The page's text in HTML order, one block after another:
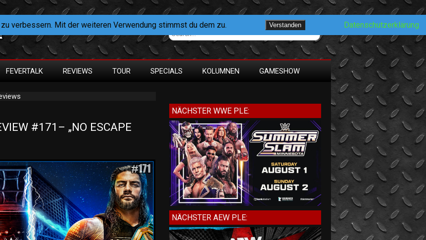
FEVERTALK REVIEWS TOUR SPECIALS KOLUMNEN GAMESHOW
#171– „NO ESCAPE
NÄCHSTER WWE PLE:
NÄCHSTER AEW PLE:
verbessern. Mit der weiteren Verwendung stimmst du dem zu. Verstanden Datenschutzerklärung